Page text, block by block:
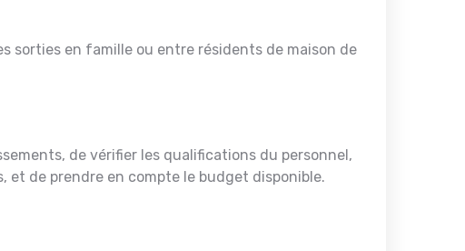
sorties en famille ou entre résidents de maison de
de vérifier les qualifications du personnel,
et de prendre en compte le budget disponible.